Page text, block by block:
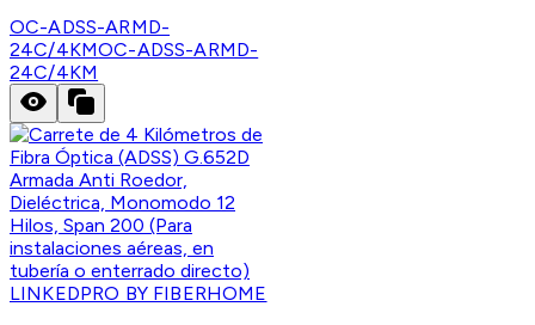
OC-ADSS-ARMD-
24C/4KMOC-ADSS-ARMD-
24C/4KM
LINKEDPRO BY FIBERHOME